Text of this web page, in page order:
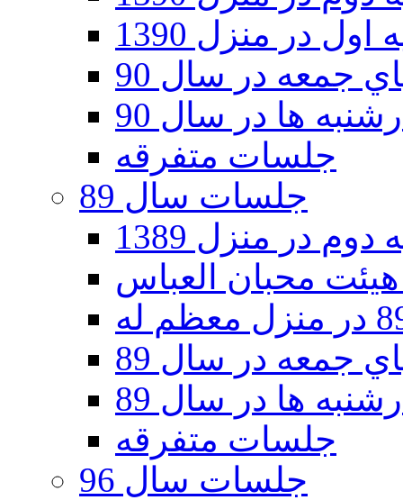
در منزل 1390
جمعه در سال 90
ها در سال 90
جلسات متفرقه
جلسات سال 89
در منزل 1389
جمعه در سال 89
ها در سال 89
جلسات متفرقه
جلسات سال 96